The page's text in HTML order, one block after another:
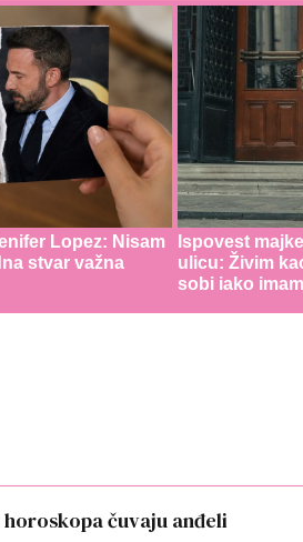
Lopez: Nisam
stvar važna
Ispovest
ulicu: Živim
sobi iako
čuvaju anđeli